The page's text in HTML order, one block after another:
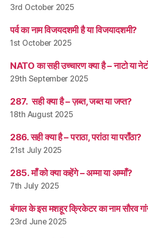
3rd October 2025
पर्व का नाम विजयदशमी है या विजयादशमी?
1st October 2025
NATO का सही उच्चारण क्या है – नाटो या
29th September 2025
287. सही क्या है – ज़ब्त, जब्त या जप्त?
18th August 2025
286. सही क्या है – पराठा, परांठा या पराँठा?
21st July 2025
285. माँ को क्या कहेंगे – अम्मा या अम्माँ?
7th July 2025
बंगाल के इस मशहूर क्रिकेटर का नाम सौरव
23rd June 2025